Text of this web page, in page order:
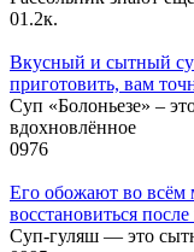
01.2к.
Вкусный и сытный
приготовить, вам
Суп «Болоньезе» –
вдохновлённое
0976
Его обожают во всём
восстановиться
Суп-гуляш — это